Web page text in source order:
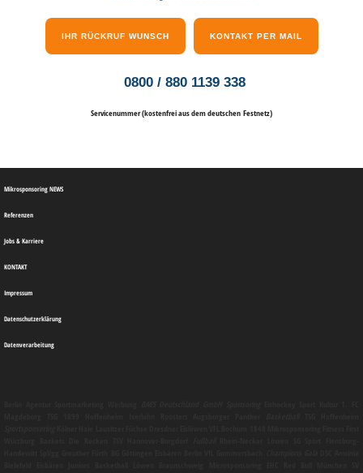
IHR RÜCKRUF WUNSCH KONTAKT PER MAIL
0800 / 880 1139 338
Servicenummer (kostenfrei aus dem deutschen Festnetz)
Mikrosponsoring NEWS
Referenzen
Jobs & Karriere
KONTAKT
Impressum
Datenschutzerklärung
Datenverarbeitung